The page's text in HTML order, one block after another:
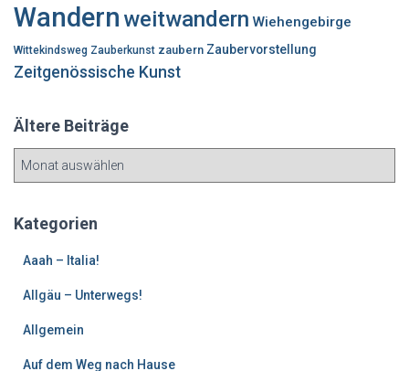
Wandern weitwandern Wiehengebirge
Wittekindsweg Zauberkunst zaubern Zaubervorstellung
Zeitgenössische Kunst
Ältere Beiträge
e
Kategorien
Aaah – Italia!
Allgäu – Unterwegs!
Allgemein
Auf dem Weg nach Hause